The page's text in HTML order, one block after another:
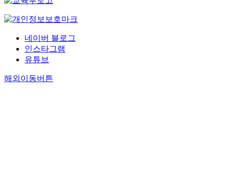
네이버 블로그
인스타그램
유튜브
해외이동버튼